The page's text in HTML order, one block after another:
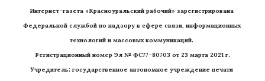
Интернет-газета «Красноуральский рабочий» зарегистрирована
Федеральной службой по надзору в сфере связи, информационных
технологий и массовых коммуникаций.
Регистрационный номер Эл № ФС77-80703 от 23 марта 2021 г.
Учредитель: государственное автономное учреждение печати